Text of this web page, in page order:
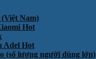
Nam)
Adel
(số lượng người dùng lớn)